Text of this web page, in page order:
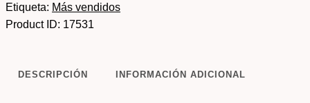
Etiqueta: Más vendidos
Product ID: 17531
DESCRIPCIÓN INFORMACIÓN ADICIONAL